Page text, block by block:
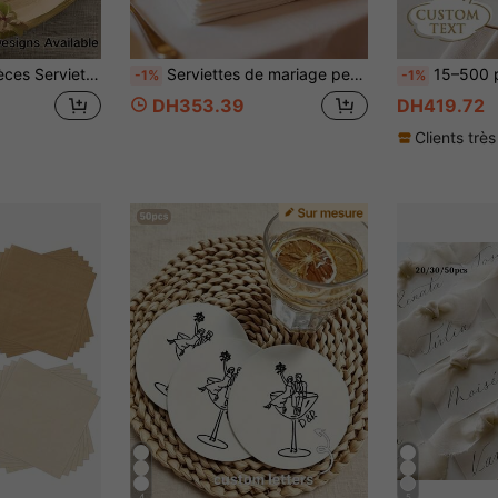
fête de fiançailles, enterrement de vie de jeune fille, enterrement de vie de garçon, bar, cadeau attentionné, douche nuptiale -1% Serviettes de mariage personnalisées : Serviettes carrées élégantes et personnalisables, disponibles dans une variété de couleurs. Ces exquises serviettes jetables blanches 3 couches sont des décorations de table parfaites pour les fêtes, les anniversaires et les mariages., Anniversaire
DH353.39
-1% 15–500 pièces Serviettes de cocktail de mariage personnalisées 3 couches, décoration
DH419.72
Clients